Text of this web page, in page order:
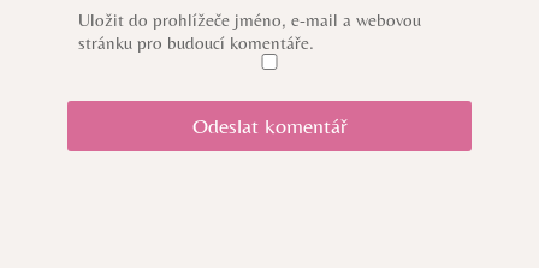
Uložit do prohlížeče jméno, e-mail a webovou
stránku pro budoucí komentáře.